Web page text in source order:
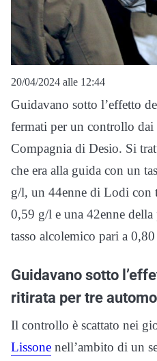
20/04/2024 alle 12:44
Guidavano sotto l’effetto
fermati per un controllo dai
Compagnia di Desio. Si
che era alla guida con un
g/l, un 44enne di Lodi con
0,59 g/l e una 42enne
tasso alcolemico pari a
Guidavano sotto
ritirata per tre
Il controllo è scattato nei
Lissone nell’ambito di un